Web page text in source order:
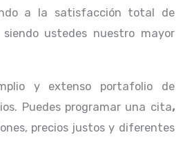
a la satisfacción total de
ustedes nuestro mayor
y extenso portafolio de
Puedes programar una cita,
precios justos y diferentes